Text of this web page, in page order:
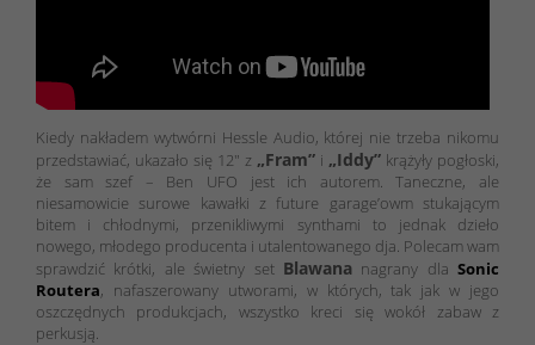
Kiedy nakładem wytwórni Hessle Audio, której nie trzeba nikomu
przedstawiać, ukazało się 12″ z „Fram” i „Iddy” krążyły pogłoski,
że sam szef – Ben UFO jest ich autorem. Taneczne, ale
niesamowicie surowe kawałki z future garage’owm stukającym
bitem i chłodnymi, przenikliwymi synthami to jednak dzieło
nowego, młodego producenta i utalentowanego dja. Polecam wam
sprawdzić krótki, ale świetny set Blawananagrany dla Sonic
Routera, nafaszerowany utworami, w których, tak jak w jego
oszczędnych produkcjach, wszystko kreci się wokół zabaw z
perkusją.